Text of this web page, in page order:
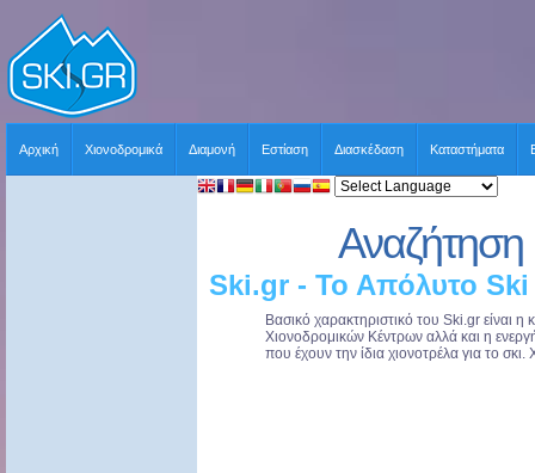
Αρχική Χιονοδρομικά Διαμονή Εστίαση Διασκέδαση Καταστήματα
Αναζήτηση
Ski.gr - Το Απόλυτο
Βασικό χαρακτηριστικό του Ski.gr είναι
Χιονοδρομικών Κέντρων αλλά και η
που έχουν την ίδια χιονοτρέλα για το σκι.